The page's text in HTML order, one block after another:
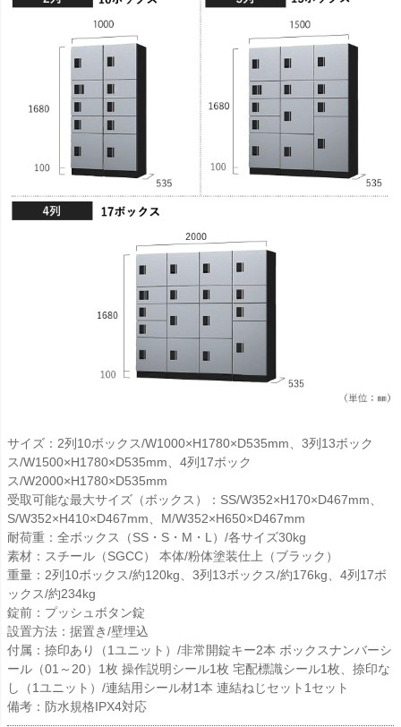
サイズ：2列10ボックス/W1000×H1780×D535mm、3列13ボック
ス/W1500×H1780×D535mm、4列17ボック
ス/W2000×H1780×D535mm
受取可能な最大サイズ（ボックス）：SS/W352×H170×D467mm、
S/W352×H410×D467mm、M/W352×H650×D467mm
耐荷重：全ボックス（SS・S・M・L）/各サイズ30kg
素材：スチール（SGCC） 本体/粉体塗装仕上（ブラック）
重量：2列10ボックス/約120kg、3列13ボックス/約176kg、4列17ボ
ックス/約234kg
錠前：プッシュボタン錠
設置方法：据置き/壁埋込
付属：捺印あり（1ユニット）/非常開錠キー2本 ボックスナンバーシ
ール（01～20）1枚 操作説明シール1枚 宅配標識シール1枚、捺印な
し（1ユニット）/連結用シール材1本 連結ねじセット1セット
備考：防水規格IPX4対応